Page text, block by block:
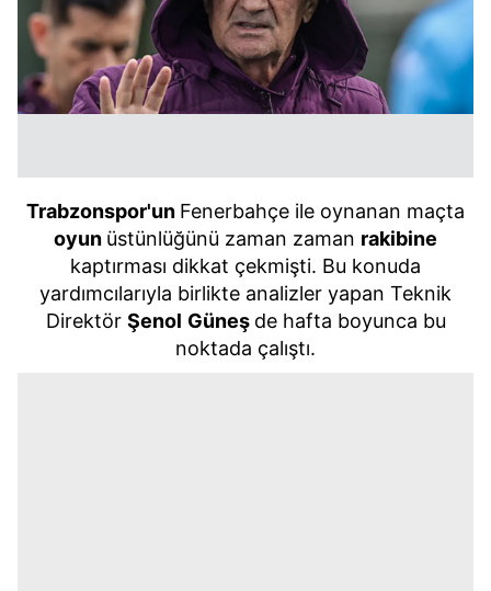
Trabzonspor'un Fenerbahçe ile oynanan maçta
oyun üstünlüğünü zaman zaman rakibine
kaptırması dikkat çekmişti. Bu konuda
yardımcılarıyla birlikte analizler yapan Teknik
Direktör Şenol Güneş de hafta boyunca bu
noktada çalıştı.